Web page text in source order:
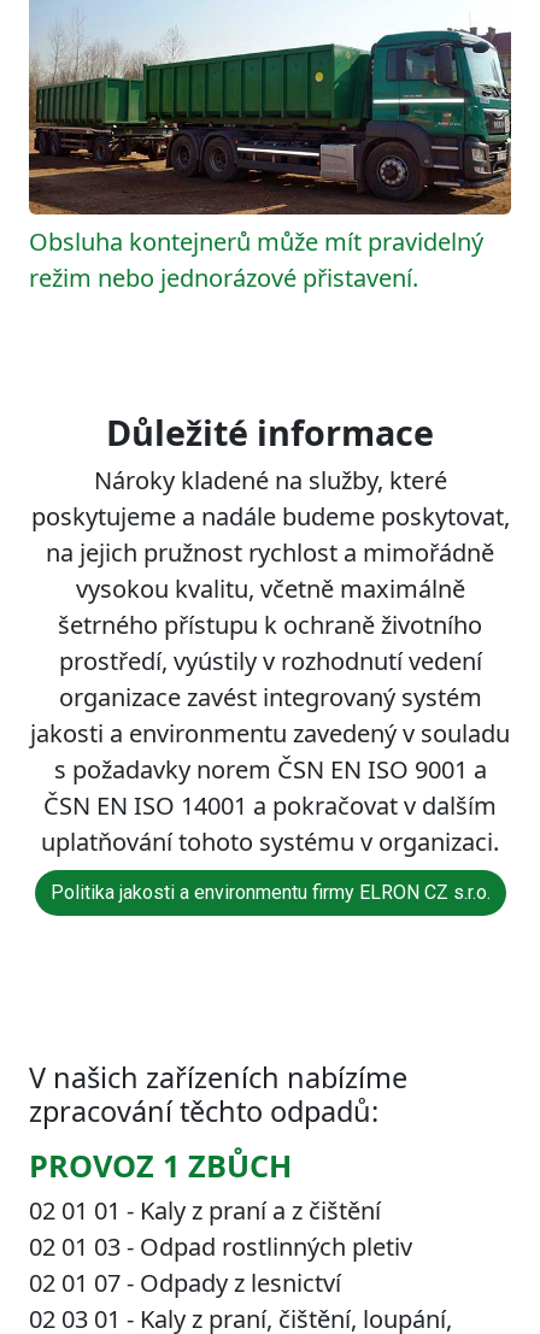
Obsluha kontejnerů může mít pravidelný
režim nebo jednorázové přistavení.
Důležité informace
Nároky kladené na služby, které
poskytujeme a nadále budeme poskytovat,
na jejich pružnost rychlost a mimořádně
vysokou kvalitu, včetně maximálně
šetrného přístupu k ochraně životního
prostředí, vyústily v rozhodnutí vedení
organizace zavést integrovaný systém
jakosti a environmentu zavedený v souladu
s požadavky norem ČSN EN ISO 9001 a
ČSN EN ISO 14001 a pokračovat v dalším
uplatňování tohoto systému v organizaci.
Politika jakosti a environmentu firmy ELRON CZ s.r.o.
V našich zařízeních nabízíme
zpracování těchto odpadů:
PROVOZ 1 ZBŮCH
02 01 01 - Kaly z praní a z čištění
02 01 03 - Odpad rostlinných pletiv
02 01 07 - Odpady z lesnictví
02 03 01 - Kaly z praní, čištění, loupání,